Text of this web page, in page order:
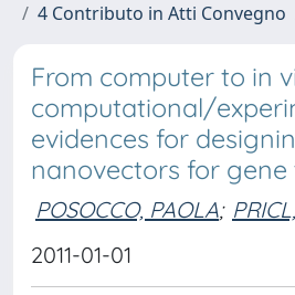
4 Contributo in Atti Convegno
From computer to in
computational/
evidences for
nanovectors for
POSOCCO, PAOLA;
2011-01-01